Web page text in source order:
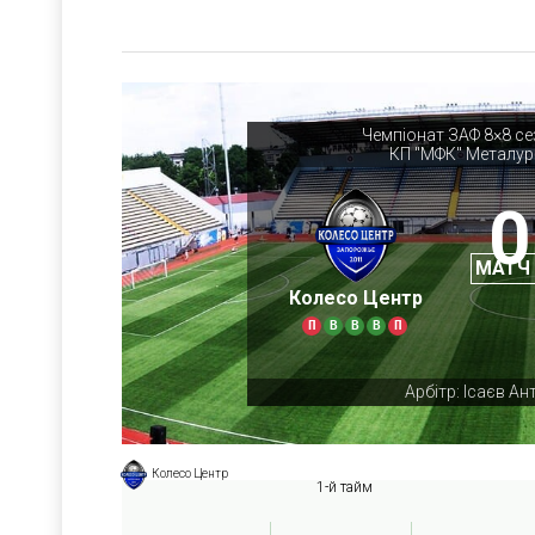
Чемпіонат ЗАФ 8×8
КП "МФК"
Колесо Центр
П В В В П
0
МАТЧ
Арбітр: Ісаєв
Колесо Центр
1-й тайм